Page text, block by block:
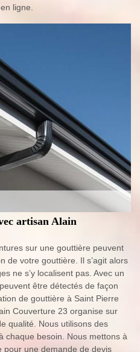
ligne.
artisan Alain
sur une gouttière peuvent
de votre gouttière. Il s’agit alors
ne s’y localisent pas. Avec un
être détectés de façon
de gouttière à Saint Pierre
Couverture 23 organise sur
qualité. Nous utilisons des
chaque besoin. Nous mettons à
pour une demande de devis